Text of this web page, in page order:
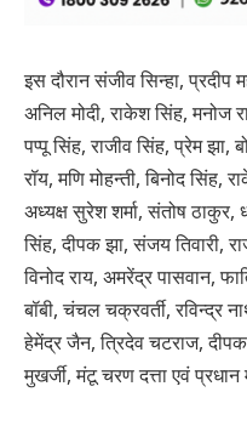
इस दौरान संजीव सिन्हा,
अनिल मोदी, राकेश सिंह, मनोज
पप्पू सिंह, राजीव सिंह, प्रेम झा,
रॉय, मणि मोहन्ती, बिनोद सिंह,
अध्यक्ष सुरेश शर्मा, संतोष
सिंह, दीपक झा, संजय तिवारी,
विनोद राय, अमरेंद्र पासवान,
बॉबी, चंचल चक्रवर्ती, रविन्द्र
हेमेंद्र जैन, त्रिदेव चटराज,
मुखर्जी, मंटू चरण दत्ता एवं